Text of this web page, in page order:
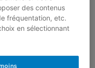
des contenus
fréquentation, etc.
en sélectionnant